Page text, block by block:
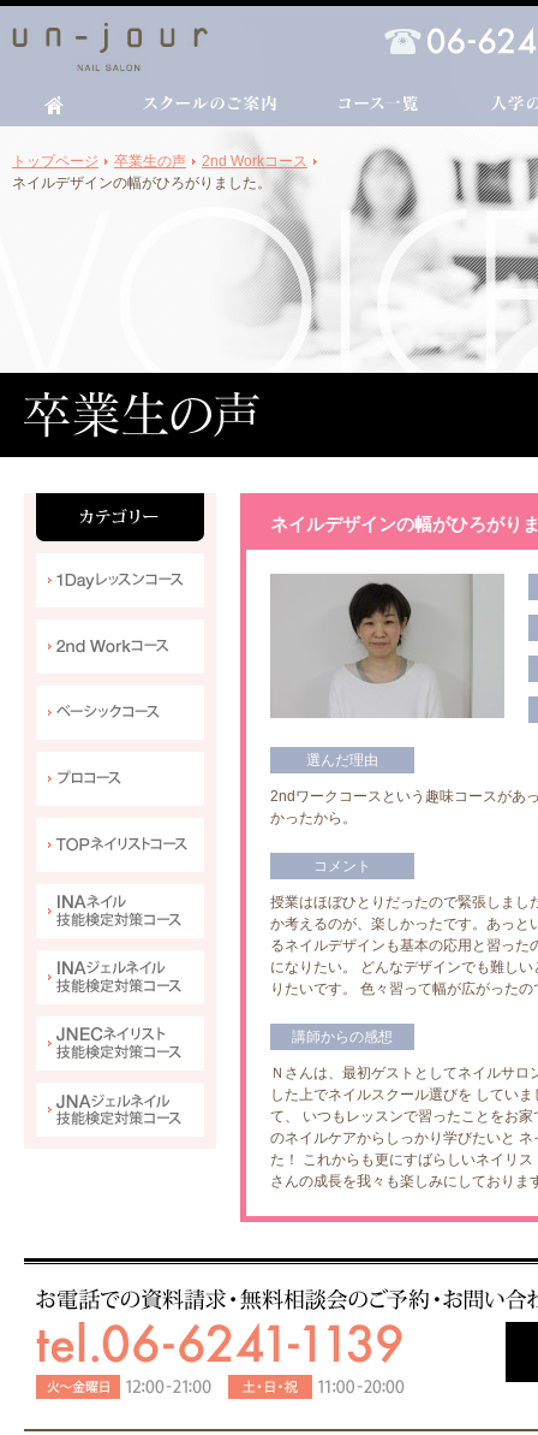
トップページ 卒業生の声
2nd Workコース
ネイルデザインの幅がひろがりました。
ネイルデザインの幅がひろがり
選んだ理由
2ndワークコースという趣味コースがあ
かったから。
コメント
授業はほぼひとりだったので緊張しま
か考えるのが、楽しかったです。あっ
るネイルデザインも基本の応用と習っ
になりたい。 どんなデザインでも難し
りたいです。 色々習って幅が広がった
講師からの感想
Ｎさんは、最初ゲストとしてネイルサ
した上でネイルスクール選びを してい
て、 いつもレッスンで習ったことをお
のネイルケアからしっかり学びたいと
た！ これからも更にすばらしいネイリ
さんの成長を我々も楽しみにしており